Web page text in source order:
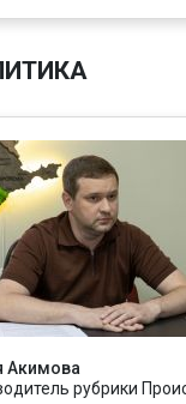
Акимова
рубрики